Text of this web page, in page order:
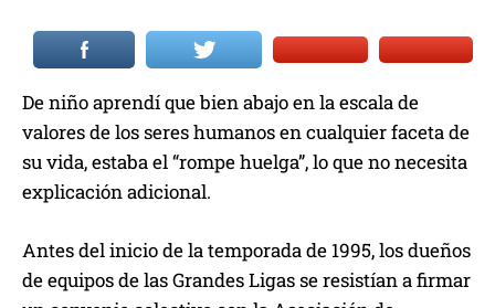
De niño aprendí que bien abajo en la escala de
valores de los seres humanos en cualquier faceta de
su vida, estaba el “rompe huelga”, lo que no necesita
explicación adicional.
Antes del inicio de la temporada de 1995, los dueños
de equipos de las Grandes Ligas se resistían a firmar